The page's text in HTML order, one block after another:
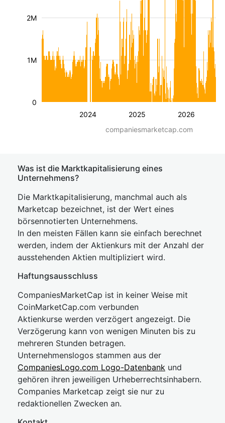
2024 2025 2026
1M
2M
0
companiesmarketcap.com
Was ist die Marktkapitalisierung eines
Unternehmens?
Die Marktkapitalisierung, manchmal auch als
Marketcap bezeichnet, ist der Wert eines
börsennotierten Unternehmens.
In den meisten Fällen kann sie einfach berechnet
werden, indem der Aktienkurs mit der Anzahl der
ausstehenden Aktien multipliziert wird.
Haftungsausschluss
CompaniesMarketCap ist in keiner Weise mit
CoinMarketCap.com verbunden
Aktienkurse werden verzögert angezeigt. Die
Verzögerung kann von wenigen Minuten bis zu
mehreren Stunden betragen.
Unternehmenslogos stammen aus der
CompaniesLogo.com Logo-Datenbank und
gehören ihren jeweiligen Urheberrechtsinhabern.
Companies Marketcap zeigt sie nur zu
redaktionellen Zwecken an.